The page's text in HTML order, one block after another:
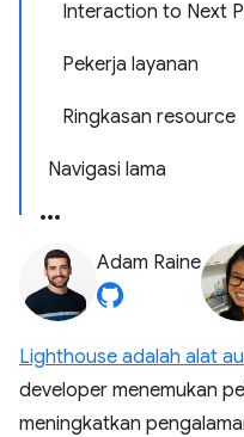
Interaction to Next
Pekerja layanan
Ringkasan resource
Navigasi lama
Adam Raine
Lighthouse adalah alat
developer menemukan
meningkatkan